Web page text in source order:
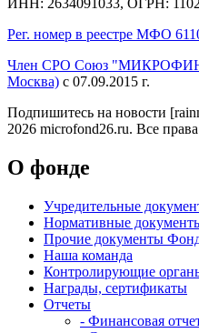
Рег. номер в реестре МФО
Член СРО Союз
Москва) с 07.09.2015 г.
Подпишитесь на новости
2026 microfond26.ru. Все
О фонде
Учредительные
Нормативные
Прочие документы
Наша команда
Контролирующие
Награды, сертификаты
Отчеты
- Финансовая